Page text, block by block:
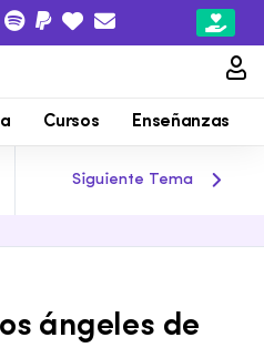
Cursos Enseñanzas
Siguiente Tema
ángeles de